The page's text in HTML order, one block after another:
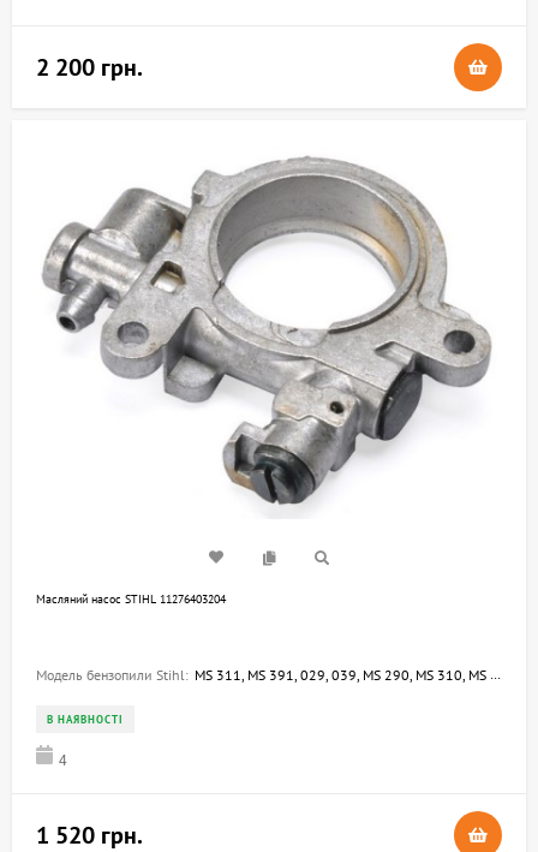
2 200 грн.
Mасляний насос STIHL 11276403204
Модель бензопили Stihl: MS 311, MS 391, 029, 039, MS 290, MS 310, MS 390
В НАЯВНОСТІ
4
1 520 грн.